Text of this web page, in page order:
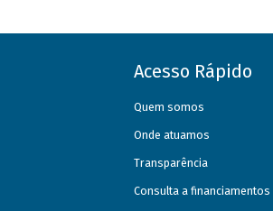
Acesso Rápido
Quem somos
Onde atuamos
Transparência
Consulta a financiamentos